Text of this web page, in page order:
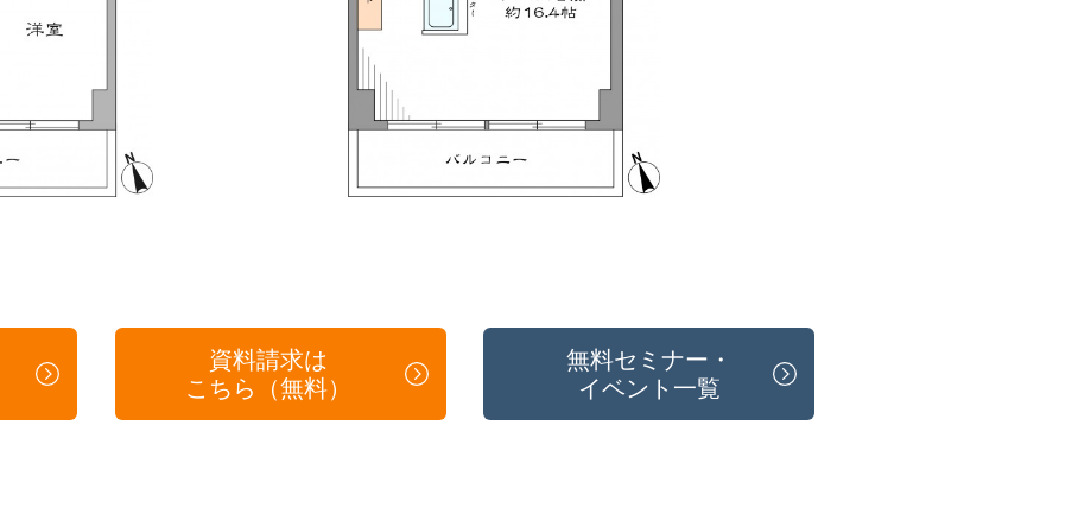
資料請求は
こちら（無料）
無料セミナー・
イベント一覧